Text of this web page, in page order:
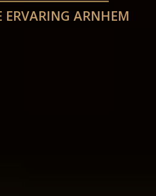
ERVARING ARNHEM